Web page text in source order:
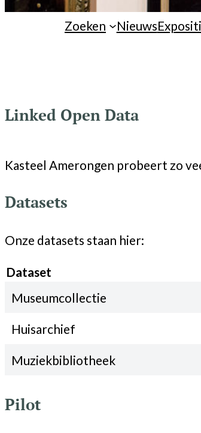
Zoeken Nieuws
Linked Open Data
Kasteel Amerongen probeert zo
Datasets
Onze datasets staan hier:
Dataset
Museumcollectie
Huisarchief
Muziekbibliotheek
Pilot